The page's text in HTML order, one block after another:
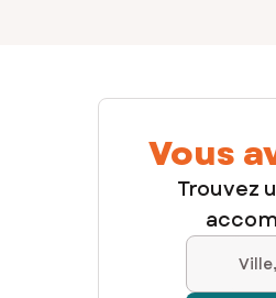
Vous
Trouvez